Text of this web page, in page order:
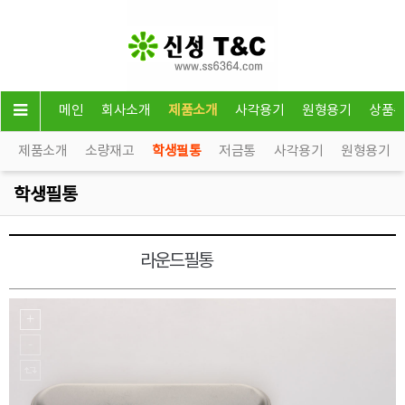
메인 회사소개 제품소개 사각용기 원형용기 상품
제품소개 소량재고 학생필통 저금통 사각용기 원형용기
학생필통
라운드필통